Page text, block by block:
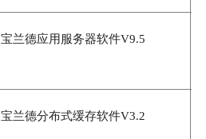
宝兰德应用服务器软件V9.5
宝兰德分布式缓存软件V3.2